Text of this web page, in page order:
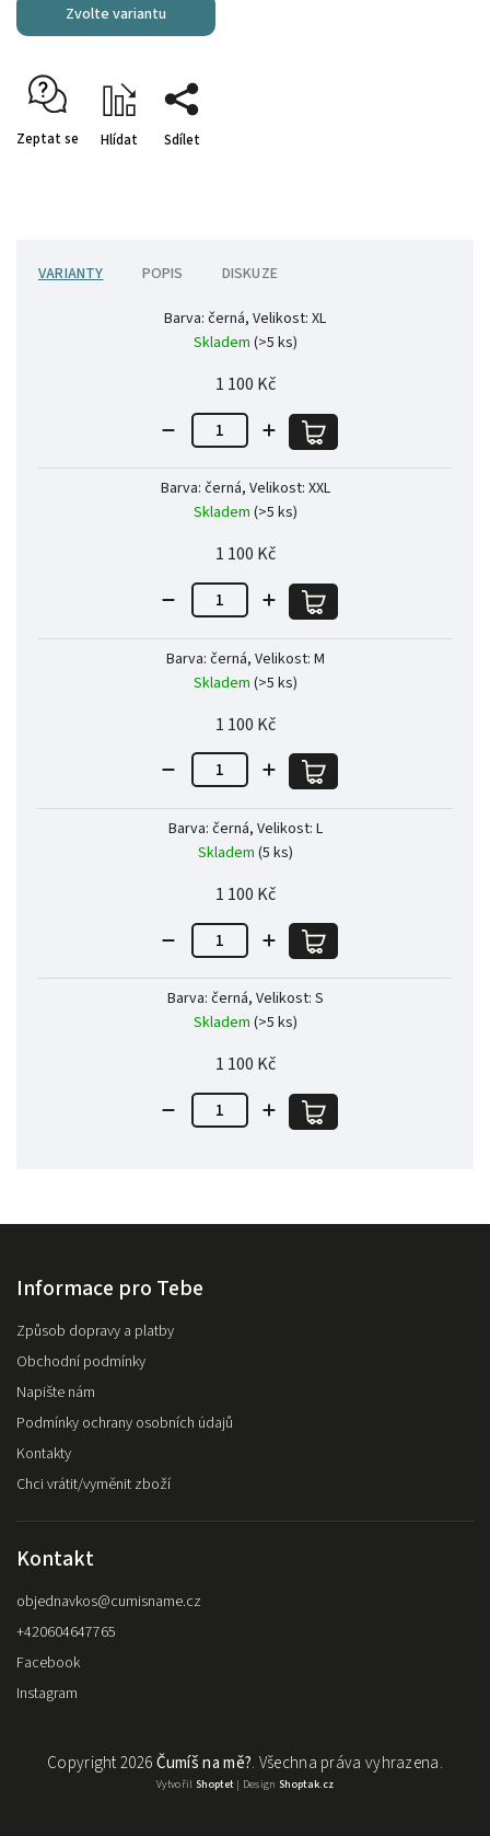
Zvolte variantu
Zeptat se Hlídat Sdílet
VARIANTY POPIS DISKUZE
Barva: černá, Velikost: XL
Skladem (>5 ks)
1 100 Kč
Barva: černá, Velikost: XXL
Skladem (>5 ks)
1 100 Kč
Barva: černá, Velikost: M
Skladem (>5 ks)
1 100 Kč
Barva: černá, Velikost: L
Skladem (5 ks)
1 100 Kč
Barva: černá, Velikost: S
Skladem (>5 ks)
1 100 Kč
Informace pro Tebe
Způsob dopravy a platby
Obchodní podmínky
Napište nám
Podmínky ochrany osobních údajů
Kontakty
Chci vrátit/vyměnit zboží
Kontakt
objednavkos@cumisname.cz
+420604647765
Facebook
Instagram
Copyright 2026Čumíš na mě?. Všechna práva vyhrazena.
Vytvořil Shoptet| Design Shoptak.cz